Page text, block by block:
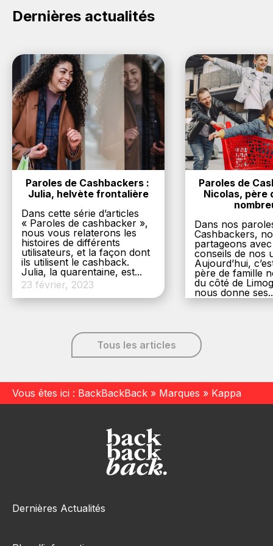
Dernières actualités
Paroles de Cashbackers :
Julia, helvète frontalière
Dans cette série d’articles
« Paroles de cashbacker »,
nous vous relaterons les
histoires de différents
utilisateurs, et la façon dont
ils utilisent le cashback.
Julia, la quarentaine, est...
23 février, 2023
Paroles de
Nicolas, père
Dans nos
Cashbackers,
partageons
conseils de nos
Aujourd’hui,
père de famille
du côté de
nous donne
6 décembre,
Tous les articles
Vous êtes ici : BackBackBack » Marques » Kappa
Dernières Actualités